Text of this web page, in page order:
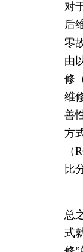
对
后
零
由
修
维
善
方
（
比
总
式